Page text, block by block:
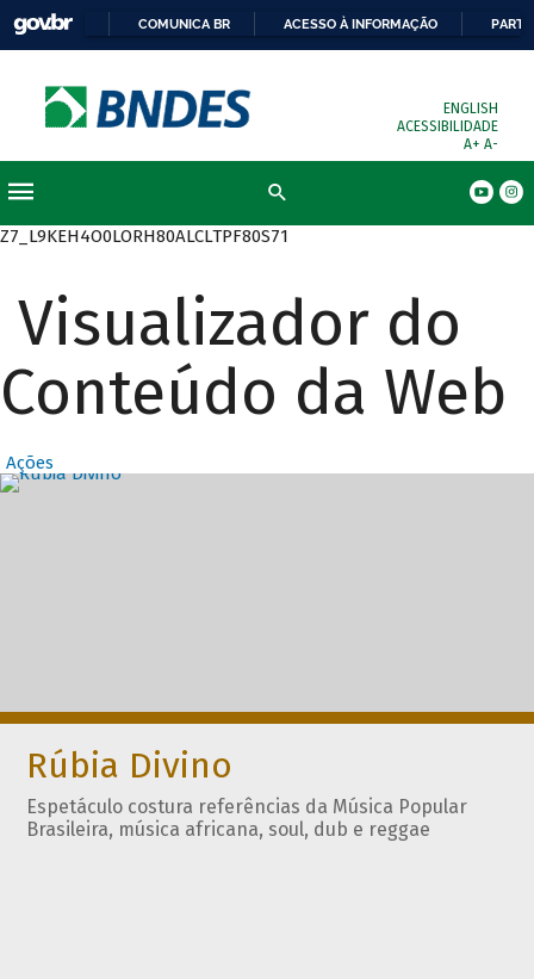
COMUNICA BR ACESSO À INFORMAÇÃO
ENGLISH
ACESSIBILIDADE
A+ A-
Z7_L9KEH4O0LORH80ALCLTPF80S71
Visualizador do
Conteúdo da Web
Ações
Destaques
Rúbia Divino
Espetáculo costura referências da Música Popular
Brasileira, música africana, soul, dub e reggae